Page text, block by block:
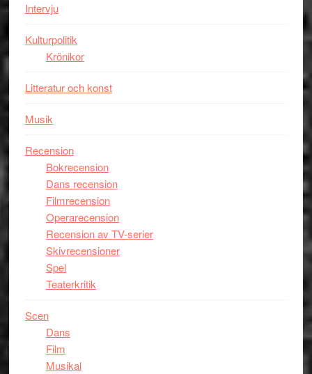
Intervju
Kulturpolitik
Krönikor
Litteratur och konst
Musik
Recension
Bokrecension
Dans recension
Filmrecension
Operarecension
Recension av TV-serier
Skivrecensioner
Spel
Teaterkritik
Scen
Dans
Film
Musikal